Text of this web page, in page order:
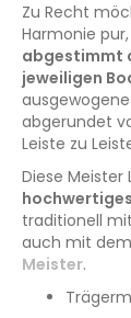
Zu Recht
Harmonie
abgestimmt
jeweiligen
abgerundet
Leiste zu
Diese Meister
traditionell
auch mit
Meister.